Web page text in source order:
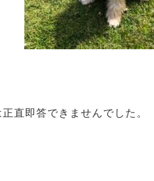
直即答できませんでした。